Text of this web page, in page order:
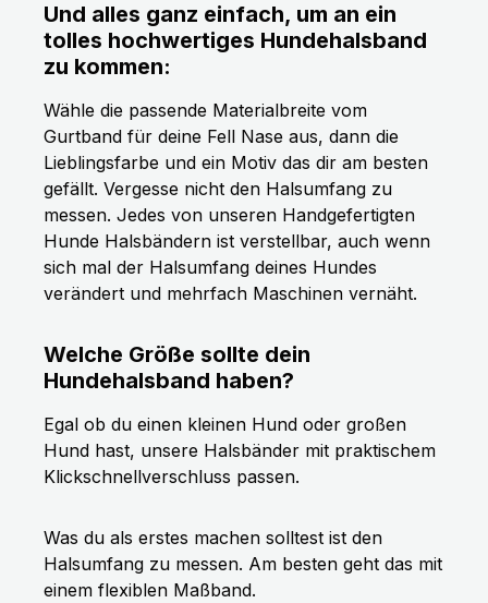
Und alles ganz einfach, um an ein
tolles hochwertiges Hundehalsband
zu kommen:
Wähle die passende Materialbreite vom
Gurtband für deine Fell Nase aus, dann die
Lieblingsfarbe und ein Motiv das dir am besten
gefällt. Vergesse nicht den Halsumfang zu
messen. Jedes von unseren Handgefertigten
Hunde Halsbändern ist verstellbar, auch wenn
sich mal der Halsumfang deines Hundes
verändert und mehrfach Maschinen vernäht.
Welche Größe sollte dein
Hundehalsband haben?
Egal ob du einen kleinen Hund oder großen
Hund hast, unsere Halsbänder mit praktischem
Klickschnellverschluss passen.
Was du als erstes machen solltest ist den
Halsumfang zu messen. Am besten geht das mit
einem flexiblen Maßband.